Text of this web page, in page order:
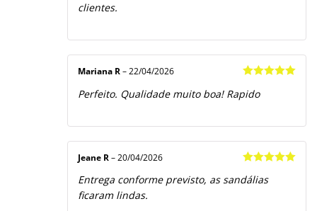
clientes.
de 5
Mariana R – 22/04/2026
Perfeito. Qualidade muito boa! Rapido
de 5
Jeane R – 20/04/2026
Entrega conforme previsto, as sandálias
ficaram lindas.